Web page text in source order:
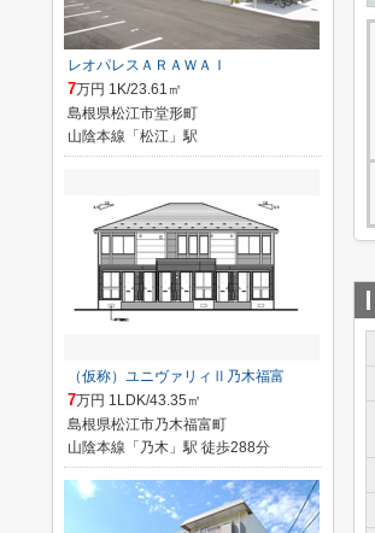
レオパレスＡＲＡＷＡＩ
7万円 1K/23.61㎡
島根県松江市堂形町
山陰本線「松江」駅
（仮称）ユニヴァリィⅡ乃木福富
7万円 1LDK/43.35㎡
島根県松江市乃木福富町
山陰本線「乃木」駅 徒歩288分